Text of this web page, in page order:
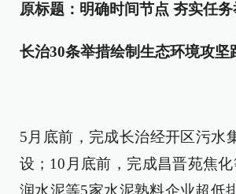
原标题：明确时间节点 夯实任
长治30条举措绘制生态环境攻坚
5月底前，完成长治经开区污水
设；10月底前，完成昌晋苑焦
润水泥等5家水泥熟料企业超低